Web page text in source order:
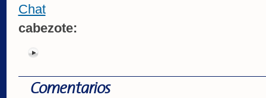
Chat
cabezote:
Comentarios